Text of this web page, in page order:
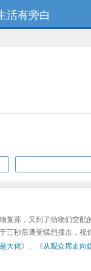
活有旁白
苏，又到了动物们交
秒后遭受猛烈撞击，祝
大佬》、《从观众席走向